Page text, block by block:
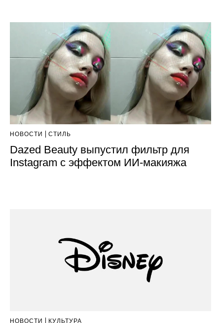
НОВОСТИ СТИЛЬ
Dazed Beauty выпустил фильтр для
Instagram с эффектом ИИ-макияжа
НОВОСТИ КУЛЬТУРА